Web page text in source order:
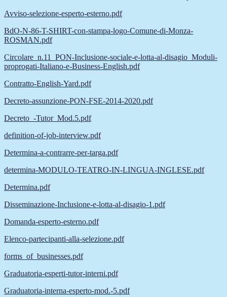
Avviso-selezione-esperto-esterno.pdf
BdO-N-86-T-SHIRT-con-stampa-logo-Comune-di-Monza-
ROSMAN.pdf
Circolare_n.11_PON-Inclusione-sociale-e-lotta-al-disagio_Moduli-
proprogati-Italiano-e-Business-English.pdf
Contratto-English-Yard.pdf
Decreto-assunzione-PON-FSE-2014-2020.pdf
Decreto_-Tutor_Mod.5.pdf
definition-of-job-interview.pdf
Determina-a-contrarre-per-targa.pdf
determina-MODULO-TEATRO-IN-LINGUA-INGLESE.pdf
Determina.pdf
Disseminazione-Inclusione-e-lotta-al-disagio-1.pdf
Domanda-esperto-esterno.pdf
Elenco-partecipanti-alla-selezione.pdf
forms_of_businesses.pdf
Graduatoria-esperti-tutor-interni.pdf
Graduatoria-interna-esperto-mod.-5.pdf